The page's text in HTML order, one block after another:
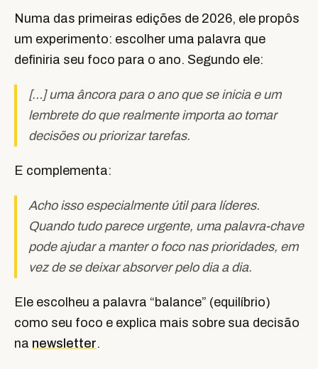
Numa das primeiras edições de 2026, ele propôs
um experimento: escolher uma palavra que
definiria seu foco para o ano. Segundo ele:
[…] uma âncora para o ano que se inicia e um
lembrete do que realmente importa ao tomar
decisões ou priorizar tarefas.
E complementa:
Acho isso especialmente útil para líderes.
Quando tudo parece urgente, uma palavra-chave
pode ajudar a manter o foco nas prioridades, em
vez de se deixar absorver pelo dia a dia.
Ele escolheu a palavra “balance” (equilíbrio)
como seu foco e explica mais sobre sua decisão
na newsletter.